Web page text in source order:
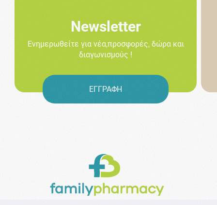
Newsletter
Ενημερωθείτε για νέα,προσφορές, δώρα και
διαγωνισμούς !
ΕΓΓΡΑΦΗ